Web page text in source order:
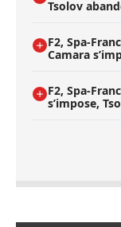
Tsolov
F2, Spa-
Camara
F2, Spa-
s’impose,